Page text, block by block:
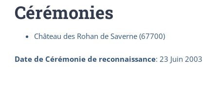
Cérémonies
Château des Rohan de Saverne (67700)
Date de Cérémonie de reconnaissance: 23 Juin 2003